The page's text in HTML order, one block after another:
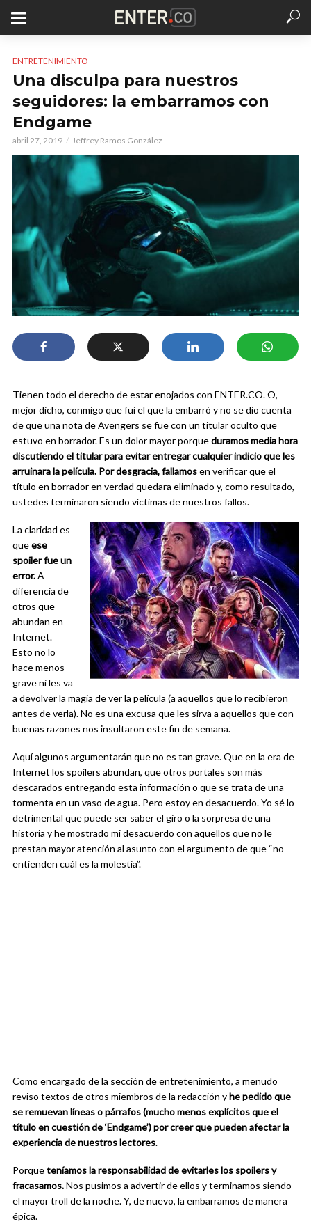
ENTRETENIMIENTO
Una disculpa para nuestros
seguidores: la embarramos con
Endgame
abril 27, 2019 Jeffrey Ramos González
Tienen todo el derecho de estar enojados con ENTER.CO. O,
mejor dicho, conmigo que fui el que la embarró y no se dio cuenta
de que una nota de Avengers se fue con un titular oculto que
estuvo en borrador. Es un dolor mayor porqueduramos media hora
discutiendo el titular para evitar entregar cualquier indicio que les
arruinara la película. Por desgracia, fallamosen verificar que el
título en borrador en verdad quedara eliminado y, como resultado,
ustedes terminaron siendo víctimas de nuestros fallos.
La claridad es
queese
spoiler fue un
error.A
diferencia de
otros que
abundan en
Internet.
Esto no lo
hace menos
grave ni les va
a devolver la magia de ver la película (a aquellos que lo recibieron
antes de verla). No es una excusa que les sirva a aquellos que con
buenas razones nos insultaron este fin de semana.
Aquí algunos argumentarán que no es tan grave. Que en la era de
Internet los spoilers abundan, que otros portales son más
descarados entregando esta información o que se trata de una
tormenta en un vaso de agua. Pero estoy en desacuerdo. Yo sé lo
detrimental que puede ser saber el giro o la sorpresa de una
historia y he mostrado mi desacuerdo con aquellos que no le
prestan mayor atención al asunto con el argumento de que “no
entienden cuál es la molestia”.
Como encargado de la sección de entretenimiento, a menudo
reviso textos de otros miembros de la redacción yhe pedido que
se remuevan líneas o párrafos (mucho menos explícitos que el
título en cuestión de ‘Endgame’) por creer que pueden afectar la
experiencia de nuestros lectores.
Porqueteníamos la responsabilidad de evitarles los spoilers y
fracasamos.Nos pusimos a advertir de ellos y terminamos siendo
el mayor troll de la noche. Y, de nuevo, la embarramos de manera
épica.